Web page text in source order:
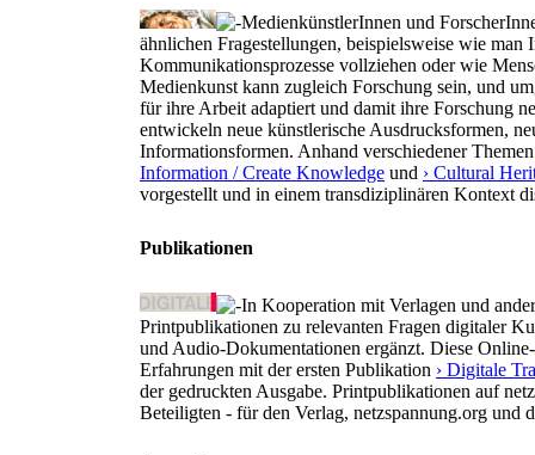
MedienkünstlerInnen und
ähnlichen Fragestellungen, beispielsweise wie
Kommunikationsprozesse vollziehen oder wie
Medienkunst kann zugleich Forschung sein, und
für ihre Arbeit adaptiert und damit ihre Forschung
entwickeln neue künstlerische Ausdrucksformen,
Informationsformen. Anhand verschiedener
Information / Create Knowledge und › Cultural
vorgestellt und in einem transdiziplinären Kontext
Publikationen
In Kooperation mit Verlagen und
Printpublikationen zu relevanten Fragen digitaler
und Audio-Dokumentationen ergänzt. Diese
Erfahrungen mit der ersten Publikation › Digitale
der gedruckten Ausgabe. Printpublikationen auf
Beteiligten - für den Verlag, netzspannung.org und